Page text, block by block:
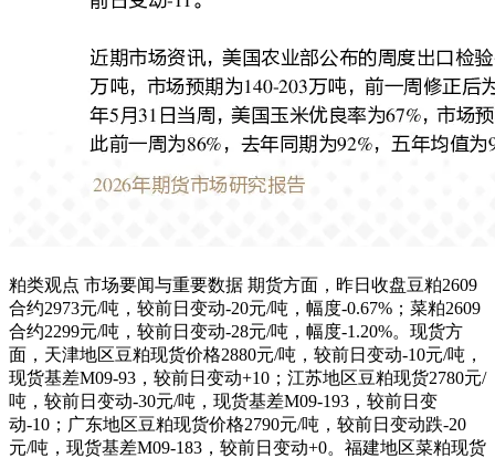
粕类观点 市场要闻与重要数据 期货方面，昨日收盘豆粕2609
合约2973元/吨，较前日变动-20元/吨，幅度-0.67%；菜粕2609
合约2299元/吨，较前日变动-28元/吨，幅度-1.20%。现货方
面，天津地区豆粕现货价格2880元/吨，较前日变动-10元/吨，
现货基差M09-93，较前日变动+10；江苏地区豆粕现货2780元/
吨，较前日变动-30元/吨，现货基差M09-193，较前日变
动-10；广东地区豆粕现货价格2790元/吨，较前日变动跌-20
元/吨，现货基差M09-183，较前日变动+0。福建地区菜粕现货